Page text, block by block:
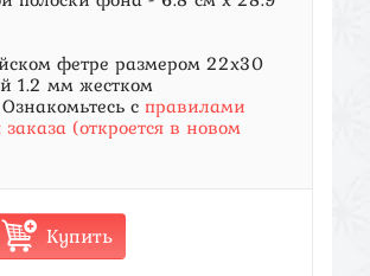
фетре размером 22х30
1.2 мм жестком
Ознакомьтесь с правилами
(откроется в новом
Купить